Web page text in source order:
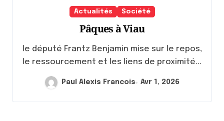
Actualités Société
Pâques à Viau
le ressourcement et les liens de proximité...
Paul Alexis Francois Avr 1, 2026